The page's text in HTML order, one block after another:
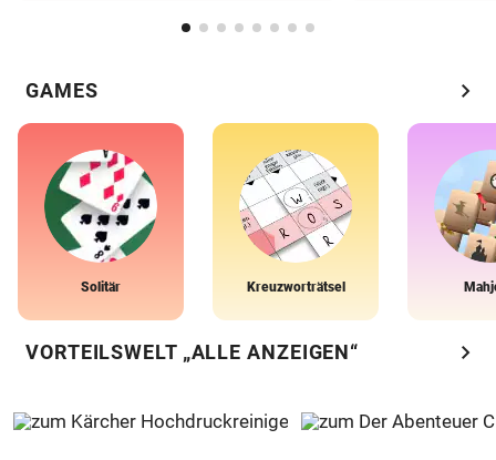
GAMES chevron_right
Solitär Kreuzworträtsel
VORTEILSWELT „ALLE ANZEIGEN“ chevron_right